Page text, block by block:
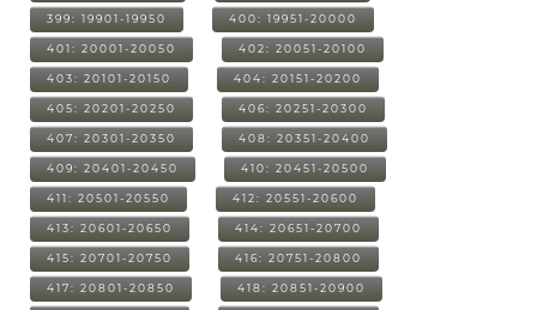
399: 19901-19950 400: 19951-20000
401: 20001-20050 402: 20051-20100
403: 20101-20150 404: 20151-20200
405: 20201-20250 406: 20251-20300
407: 20301-20350 408: 20351-20400
409: 20401-20450 410: 20451-20500
411: 20501-20550 412: 20551-20600
413: 20601-20650 414: 20651-20700
415: 20701-20750 416: 20751-20800
417: 20801-20850 418: 20851-20900